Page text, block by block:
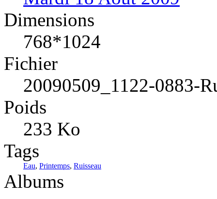
Dimensions
768*1024
Fichier
20090509_1122-0883-
Poids
233 Ko
Tags
Eau, Printemps, Ruisseau
Albums